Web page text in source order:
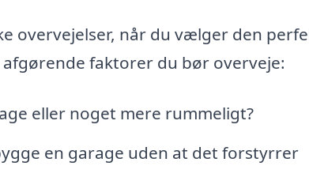
overvejelser, når du vælger den
faktorer du bør overveje:
eller noget mere rummeligt?
en garage uden at det forstyrrer